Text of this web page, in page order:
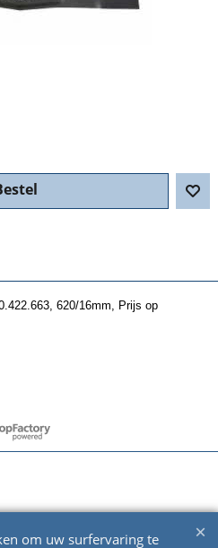
620/16mm, Prijs op
webwinkel software.
om uw surfervaring te